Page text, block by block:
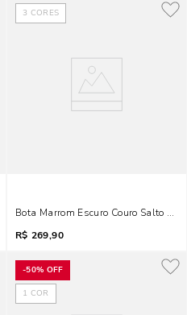
3 CORES
Bota Marrom Escuro Couro Salto
R$ 269,90
-50% OFF
1 COR